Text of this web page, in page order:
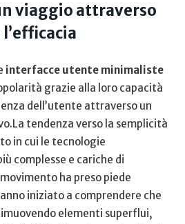
viaggio attraverso
interfacce utente minimaliste
grazie⁢ alla loro capacità
dell’utente attraverso un
tendenza verso ⁤la semplicità
in ‍cui le tecnologie
‌complesse e cariche di
ha preso piede
iniziato a comprendere che
elementi superflui,